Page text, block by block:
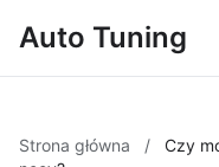
Auto Tuning
Strona główna /
Czy